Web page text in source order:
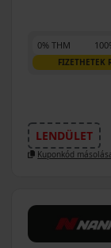
0% THM
FIZETHETEK
LENDÜLET
Kuponkód